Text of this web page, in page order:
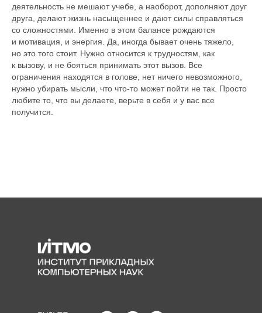
деятельность не мешают учебе, а наоборот, дополняют друг
друга, делают жизнь насыщеннее и дают силы справляться
со сложностями. Именно в этом балансе рождаются
и мотивация, и энергия. Да, иногда бывает очень тяжело,
но это того стоит. Нужно относится к трудностям, как
к вызову, и не бояться принимать этот вызов. Все
ограничения находятся в голове, нет ничего невозможного,
нужно убирать мысли, что что-то может пойти не так. Просто
любите то, что вы делаете, верьте в себя и у вас все
получится.